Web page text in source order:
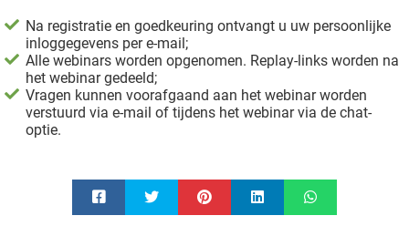
Na registratie en goedkeuring ontvangt u uw persoonlijke
inloggegevens per e-mail;
Alle webinars worden opgenomen. Replay-links worden na
het webinar gedeeld;
Vragen kunnen voorafgaand aan het webinar worden
verstuurd via e-mail of tijdens het webinar via de chat-
optie.